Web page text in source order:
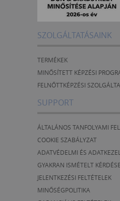
SZOLGÁLTATÁSAINK
TERMÉKEK
MINŐSÍTETT KÉPZÉSI
FELNŐTTKÉPZÉSI
SUPPORT
ÁLTALÁNOS TANFOLYAMI
COOKIE SZABÁLYZAT
ADATVÉDELMI ÉS
GYAKRAN ISMÉTELT
JELENTKEZÉSI FELTÉTELEK
MINŐSÉGPOLITIKA